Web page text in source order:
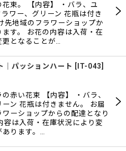
束。 【内容】 ・バラ、ユ
ラワー、グリーン 花瓶は付き
先地域のフラワーショップか
ます。 お花の内容は入荷・在
となることが…
｜パッションハート IT-043
赤い花束 【内容】 ・バラ、
ン 花瓶は付きません。 お届
ワーショップからの配達となり
容は入荷・在庫状況により変
ります。…